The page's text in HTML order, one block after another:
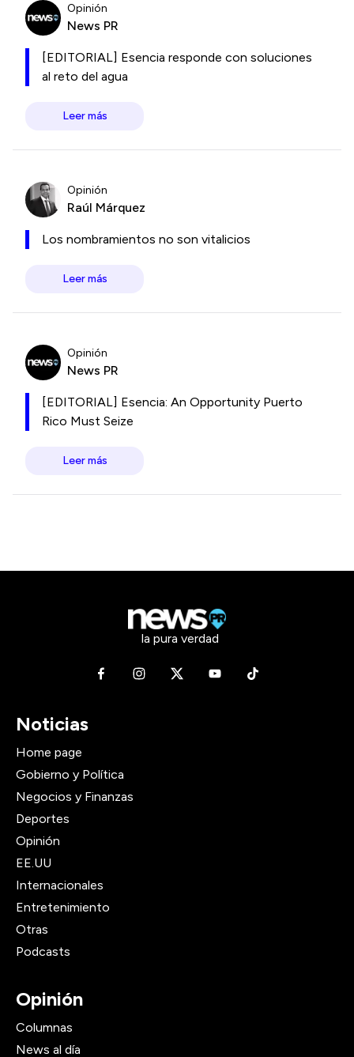
Opinión
News PR
[EDITORIAL] Esencia responde con soluciones
al reto del agua
Leer más
Opinión
Raúl Márquez
Los nombramientos no son vitalicios
Leer más
Opinión
News PR
[EDITORIAL] Esencia: An Opportunity Puerto
Rico Must Seize
Leer más
la pura verdad
Noticias
Home page
Gobierno y Política
Negocios y Finanzas
Deportes
Opinión
EE.UU
Internacionales
Entretenimiento
Otras
Podcasts
Opinión
Columnas
News al día